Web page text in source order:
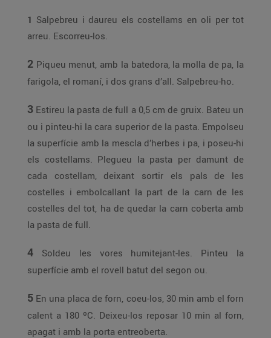
1 Salpebreu i daureu els costellams en oli per tot
arreu. Escorreu-los.
2 Piqueu menut, amb la batedora, la molla de pa, la
farigola, el romaní, i dos grans d’all. Salpebreu-ho.
3 Estireu la pasta de full a 0,5 cm de gruix. Bateu un
ou i pinteu-hi la cara superior de la pasta. Empolseu
la superfície amb la mescla d’herbes i pa, i poseu-hi
els costellams. Plegueu la pasta per damunt de
cada costellam, deixant sortir els pals de les
costelles i embolcallant la part de la carn de les
costelles del tot, ha de quedar la carn coberta amb
la pasta de full.
4 Soldeu les vores humitejant-les. Pinteu la
superfície amb el rovell batut del segon ou.
5 En una placa de forn, coeu-los, 30 min amb el forn
calent a 180 ºC. Deixeu-los reposar 10 min al forn,
apagat i amb la porta entreoberta.